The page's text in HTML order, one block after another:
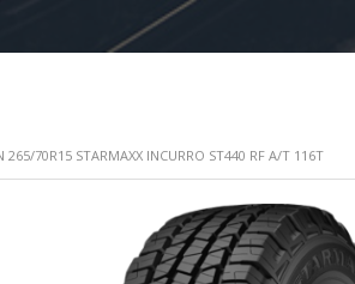
265/70R15 STARMAXX INCURRO ST440 RF A/T 116T